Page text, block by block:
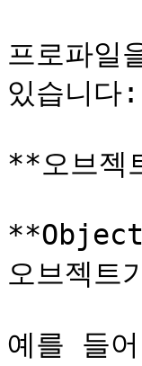
프로파일
있습니다:
**오브젝
**Object
오브젝
예를 들